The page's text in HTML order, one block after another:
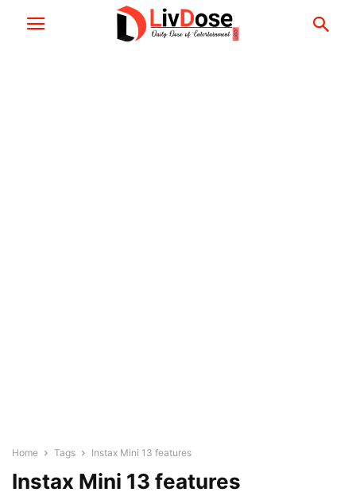
Home Tags Instax Mini 13 features
Instax Mini 13 features